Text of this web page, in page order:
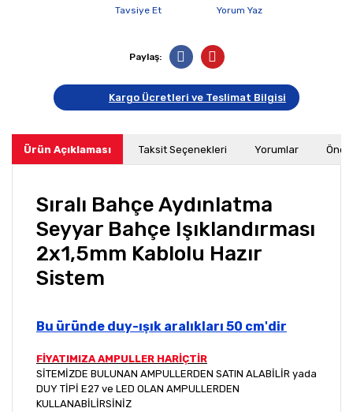
Tavsiye Et
Yorum Yaz
Paylaş:
Kargo Ücretleri ve Teslimat Bilgisi
Ürün Açıklaması Taksit Seçenekleri Yorumlar
Sıralı Bahçe Aydınlatma
Seyyar Bahçe Işıklandırması
2x1,5mm Kablolu Hazır
Sistem
Bu üründe duy-ışık aralıkları 50 cm'dir
FİYATIMIZA AMPULLER HARİÇTİR
SİTEMİZDE BULUNAN AMPULLERDEN SATIN ALABİLİR yada
DUY TİPİ E27 ve LED OLAN AMPULLERDEN
KULLANABİLİRSİNİZ